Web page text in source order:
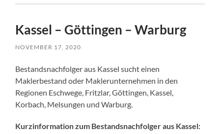
Kassel – Göttingen – Warburg
NOVEMBER 17, 2020
Bestandsnachfolger aus Kassel sucht einen
Maklerbestand oder Maklerunternehmen in den
Regionen Eschwege, Fritzlar, Göttingen, Kassel,
Korbach, Melsungen und Warburg.
Kurzinformation zum Bestandsnachfolger aus Kassel: